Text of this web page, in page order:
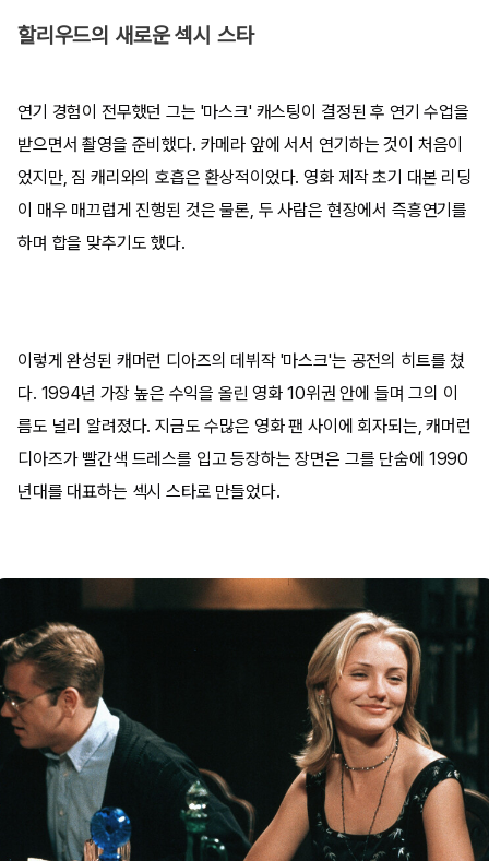
할리우드의 새로운 섹시 스타
연기 경험이 전무했던 그는 '마스크' 캐스팅이 결정된 후 연기 수업을
받으면서 촬영을 준비했다. 카메라 앞에 서서 연기하는 것이 처음이
었지만, 짐 캐리와의 호흡은 환상적이었다. 영화 제작 초기 대본 리딩
이 매우 매끄럽게 진행된 것은 물론, 두 사람은 현장에서 즉흥연기를
하며 합을 맞추기도 했다.
이렇게 완성된 캐머런 디아즈의 데뷔작 '마스크'는 공전의 히트를 쳤
다. 1994년 가장 높은 수익을 올린 영화 10위권 안에 들며 그의 이
름도 널리 알려졌다. 지금도 수많은 영화 팬 사이에 회자되는, 캐머런
디아즈가 빨간색 드레스를 입고 등장하는 장면은 그를 단숨에 1990
년대를 대표하는 섹시 스타로 만들었다.